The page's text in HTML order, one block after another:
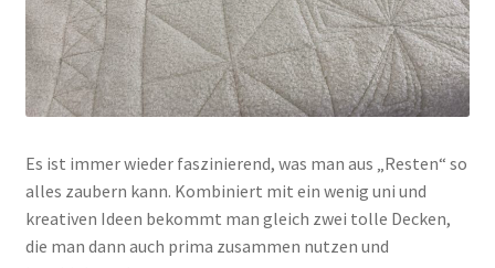
Es ist immer wieder faszinierend, was man aus „Resten“ so
alles zaubern kann. Kombiniert mit ein wenig uni und
kreativen Ideen bekommt man gleich zwei tolle Decken,
die man dann auch prima zusammen nutzen und